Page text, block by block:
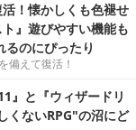
！懐かしくも色褪せ
』遊びやすい機能も
るのにぴったり
備えて復活！
』と『ウィザードリ
くないRPG"の沼にど